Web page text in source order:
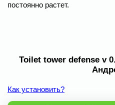
постоянно растет.
Toilet tower defense v
Как установить?